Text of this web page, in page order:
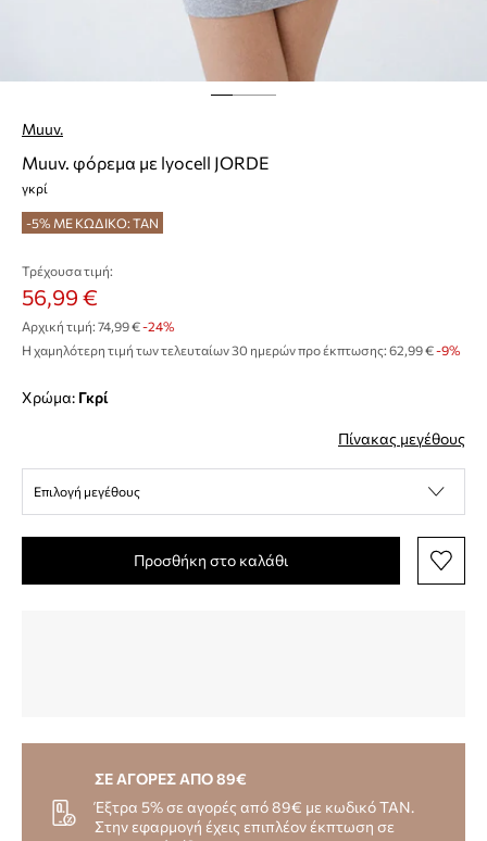
Muuv.
Muuv. φόρεμα με lyocell JORDE
γκρί
-5% ΜΕ ΚΩΔΙΚΟ: TAN
Τρέχουσα τιμή:
56,99 €
Αρχική τιμή: 74,99 €-24%
Η χαμηλότερη τιμή των τελευταίων 30 ημερών προ έκπτωσης: 62,99 € -9%
Χρώμα: γκρί
Πίνακας μεγέθους
Επιλογή μεγέθους
Προσθήκη στο καλάθι
ΣΕ ΑΓΟΡΕΣ ΑΠΟ 89€
Έξτρα 5% σε αγορές από 89€ με κωδικό TAN.
Στην εφαρμογή έχεις επιπλέον έκπτωση σε